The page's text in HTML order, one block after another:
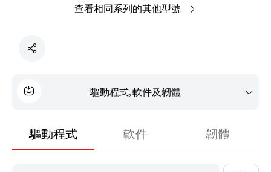
查看相同系列的其他型號
驅動程式, 軟件及韌體
驅動程式 軟件 韌體